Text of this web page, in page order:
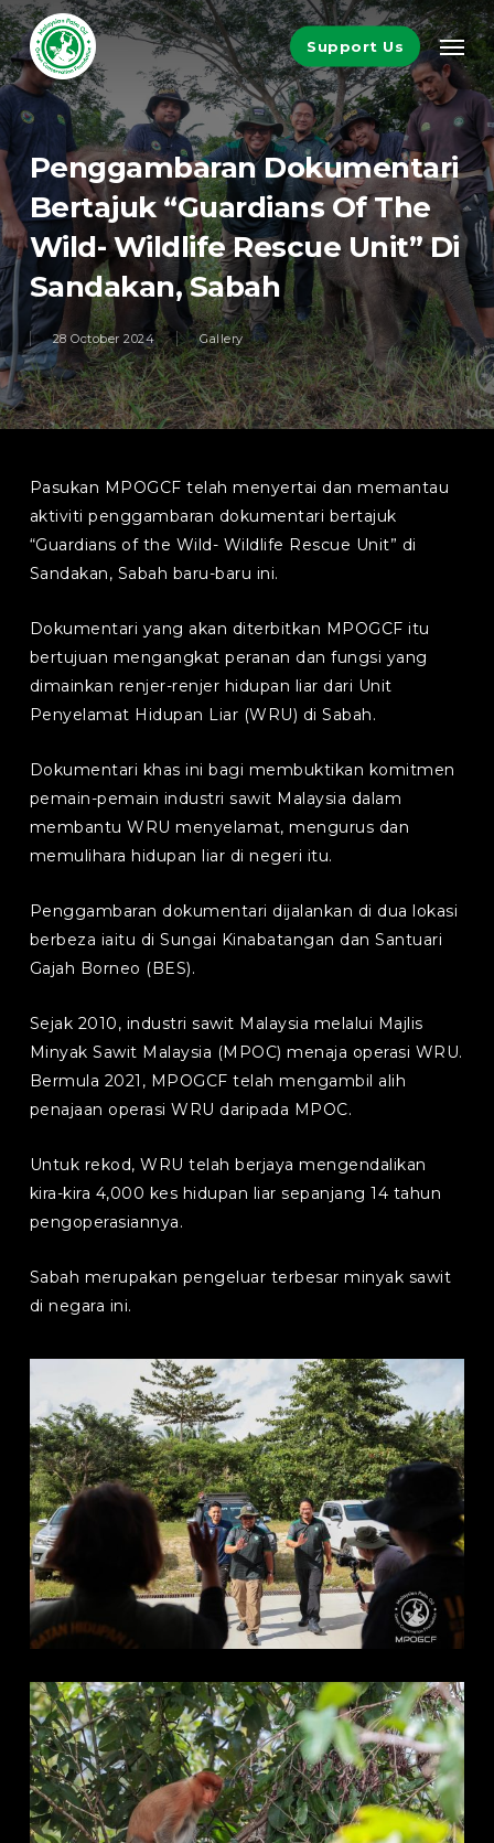
Skip
to
main
content
Support Us
Penggambaran Dokumentari
Bertajuk “Guardians Of The
Wild- Wildlife Rescue Unit” Di
Sandakan, Sabah
28 October 2024 Gallery
Pasukan MPOGCF telah menyertai dan memantau
aktiviti penggambaran dokumentari bertajuk
“Guardians of the Wild- Wildlife Rescue Unit” di
Sandakan, Sabah baru-baru ini.
Dokumentari yang akan diterbitkan MPOGCF itu
bertujuan mengangkat peranan dan fungsi yang
dimainkan renjer-renjer hidupan liar dari Unit
Penyelamat Hidupan Liar (WRU) di Sabah.
Dokumentari khas ini bagi membuktikan komitmen
pemain-pemain industri sawit Malaysia dalam
membantu WRU menyelamat, mengurus dan
memulihara hidupan liar di negeri itu.
Penggambaran dokumentari dijalankan di dua lokasi
berbeza iaitu di Sungai Kinabatangan dan Santuari
Gajah Borneo (BES).
Sejak 2010, industri sawit Malaysia melalui Majlis
Minyak Sawit Malaysia (MPOC) menaja operasi WRU.
Bermula 2021, MPOGCF telah mengambil alih
penajaan operasi WRU daripada MPOC.
Untuk rekod, WRU telah berjaya mengendalikan
kira-kira 4,000 kes hidupan liar sepanjang 14 tahun
pengoperasiannya.
Sabah merupakan pengeluar terbesar minyak sawit
di negara ini.